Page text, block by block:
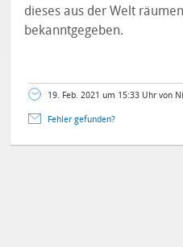
dieses aus der Welt
bekanntgegeben.
19. Feb. 2021 um 15:33 Uhr von
Fehler gefunden?